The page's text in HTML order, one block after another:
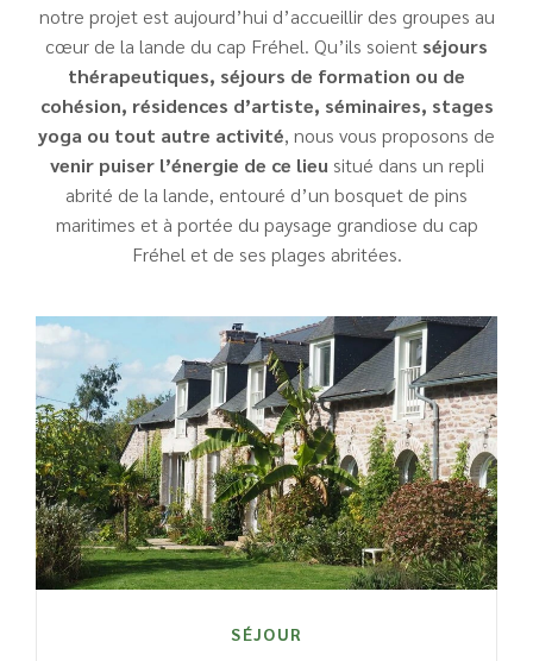
notre projet est aujourd’hui d’accueillir des groupes au
cœur de la lande du cap Fréhel. Qu’ils soient séjours
thérapeutiques, séjours de formation ou de
cohésion, résidences d’artiste, séminaires, stages
yoga ou tout autre activité, nous vous proposons de
venir puiser l’énergie de ce lieu situé dans un repli
abrité de la lande, entouré d’un bosquet de pins
maritimes et à portée du paysage grandiose du cap
Fréhel et de ses plages abritées.
SÉJOUR